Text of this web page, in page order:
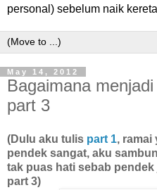
personal) sebelum naik
May 14, 2012
Bagaimana
part 3
(Dulu aku tulis part 1, ramai
pendek sangat, aku
tak puas hati sebab
part 3)